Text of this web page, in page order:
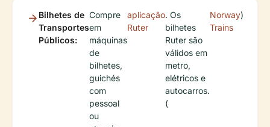
Bilhetes de
Transportes
Públicos:
Compre
em
máquinas
de
bilhetes,
guichés
com
pessoal
ou
aplicação
Ruter
. Os
bilhetes
Ruter são
válidos em
metro,
elétricos e
autocarros.
(
Norway
Trains
)